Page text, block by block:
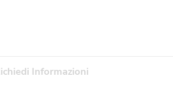
Informazioni